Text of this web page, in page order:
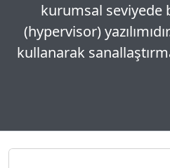
kurumsal seviyede
(hypervisor)
kullanarak